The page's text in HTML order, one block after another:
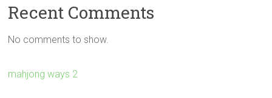
Recent Comments
No comments to show.
mahjong ways 2